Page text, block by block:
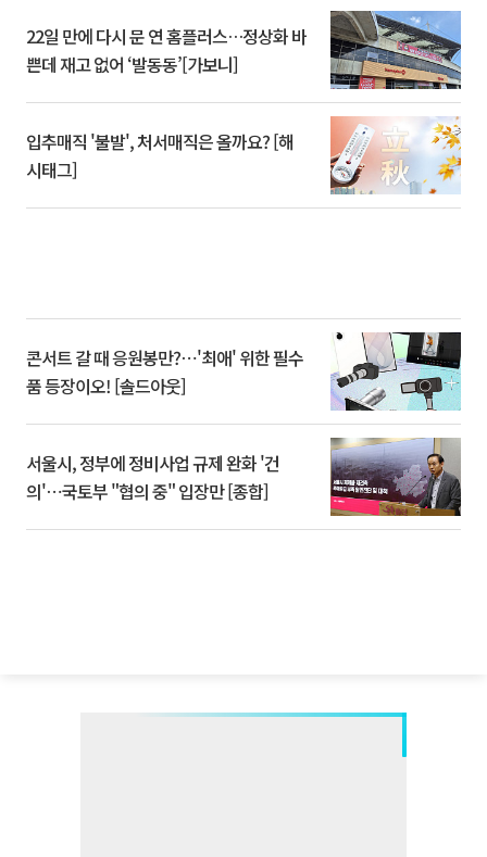
22일 만에 다시 문 연 홈플러스…정상화 바
쁜데 재고 없어 ‘발동동’[가보니]
입추매직 '불발', 처서매직은 올까요? [해
시태그]
콘서트 갈 때 응원봉만?⋯'최애' 위한 필수
품 등장이오! [솔드아웃]
서울시, 정부에 정비사업 규제 완화 '건
의'⋯국토부 "협의 중" 입장만 [종합]